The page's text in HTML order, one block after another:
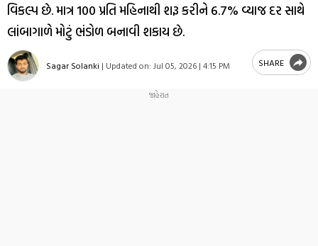
વિકલ્પ છે. માત્ર ₹100 પ્રતિ મહિનાથી શરૂ કરીને 6.7% વ્યાજ દર સાથે
લાંબાગાળે મોટું ભંડોળ બનાવી શકાય છે.
Sagar Solanki | Updated on: Jul 05, 2026 | 4:15 PM SHARE